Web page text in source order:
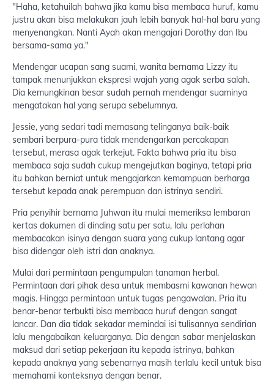
"Haha, ketahuilah bahwa jika kamu bisa membaca huruf, kamu
justru akan bisa melakukan jauh lebih banyak hal-hal baru yang
menyenangkan. Nanti Ayah akan mengajari Dorothy dan Ibu
bersama-sama ya."
Mendengar ucapan sang suami, wanita bernama Lizzy itu
tampak menunjukkan ekspresi wajah yang agak serba salah.
Dia kemungkinan besar sudah pernah mendengar suaminya
mengatakan hal yang serupa sebelumnya.
Jessie, yang sedari tadi memasang telinganya baik-baik
sembari berpura-pura tidak mendengarkan percakapan
tersebut, merasa agak terkejut. Fakta bahwa pria itu bisa
membaca saja sudah cukup mengejutkan baginya, tetapi pria
itu bahkan berniat untuk mengajarkan kemampuan berharga
tersebut kepada anak perempuan dan istrinya sendiri.
Pria penyihir bernama Juhwan itu mulai memeriksa lembaran
kertas dokumen di dinding satu per satu, lalu perlahan
membacakan isinya dengan suara yang cukup lantang agar
bisa didengar oleh istri dan anaknya.
Mulai dari permintaan pengumpulan tanaman herbal.
Permintaan dari pihak desa untuk membasmi kawanan hewan
magis. Hingga permintaan untuk tugas pengawalan. Pria itu
benar-benar terbukti bisa membaca huruf dengan sangat
lancar. Dan dia tidak sekadar memindai isi tulisannya sendirian
lalu mengabaikan keluarganya. Dia dengan sabar menjelaskan
maksud dari setiap pekerjaan itu kepada istrinya, bahkan
kepada anaknya yang sebenarnya masih terlalu kecil untuk bisa
memahami konteksnya dengan benar.